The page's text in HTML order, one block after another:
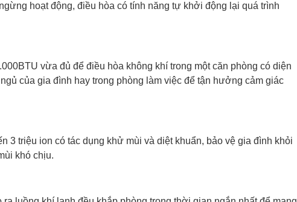
hoạt động, điều hòa có tính năng tự khởi động lại quá trình
vừa đủ để điều hòa không khí trong một căn phòng có diện
của gia đình hay trong phòng làm việc để tận hưởng cảm giác
3 triệu ion có tác dụng khử mùi và diệt khuẩn, bảo vệ gia đình khỏi
khó chịu.